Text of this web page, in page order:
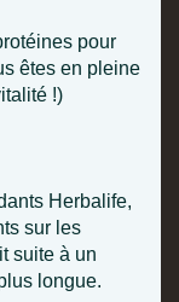
pour
êtes en pleine
!)
Herbalife,
sur les
suite à un
longue.